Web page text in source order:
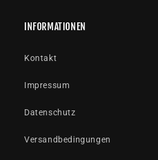
INFORMATIONEN
Kontakt
Impressum
Datenschutz
Versandbedingungen